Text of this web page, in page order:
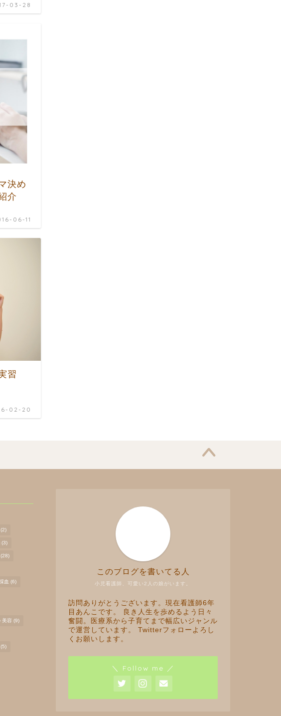
03-28
決め
介
06-11
習
02-20
(2)
(3)
(28)
血 (6)
美容 (9)
(5)
小児看護師、可愛い2人の娘がいます。
このブログを書いてる人
訪問ありがとうございます。現在看護師6年
目あんこです。 良き人生を歩めるよう日々
奮闘。医療系から子育てまで幅広いジャンル
で運営しています。 Twitterフォローよろし
くお願いします。
＼ Follow me ／